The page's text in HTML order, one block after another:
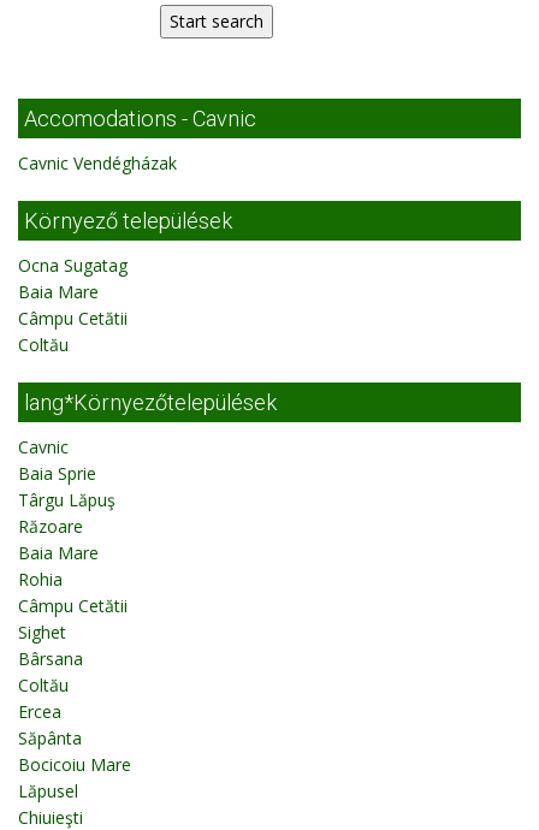
Accomodations - Cavnic
Cavnic Vendégházak
Környező települések
Ocna Sugatag
Baia Mare
Câmpu Cetătii
Coltău
lang*Környezőtelepülések
Cavnic
Baia Sprie
Târgu Lăpuş
Răzoare
Baia Mare
Rohia
Câmpu Cetătii
Sighet
Bârsana
Coltău
Ercea
Săpânta
Bocicoiu Mare
Lăpusel
Chiuieşti